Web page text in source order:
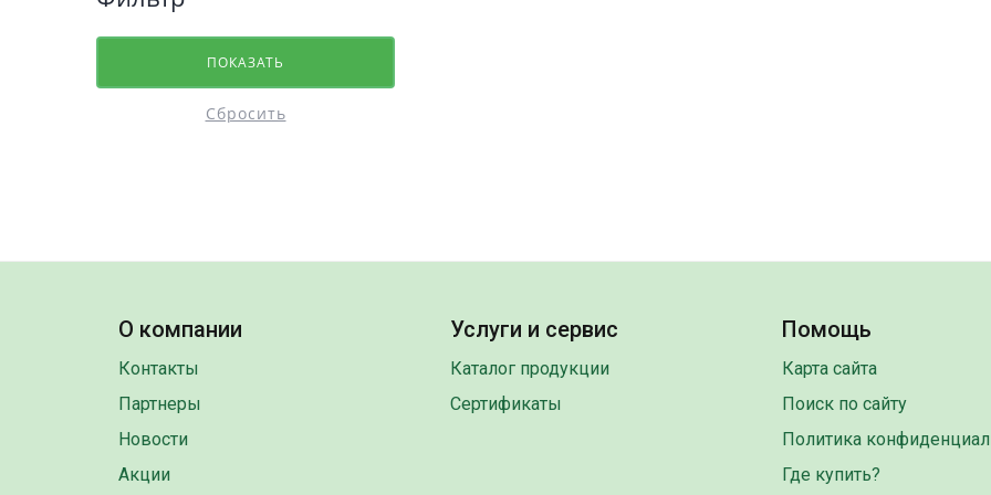
О компании
Контакты
Партнеры
Новости
Акции
Услуги и сервис
Каталог продукции
Сертификаты
Помощь
Карта сайта
Поиск по сайту
Политика
Где купить?